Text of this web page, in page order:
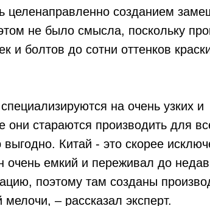
целенаправленно созданием
не было смысла, поскольку
и болтов до сотни оттенков
на очень узких и
они стараются производить для
выгодно. Китай - это скорее
очень емкий и переживал до
поэтому там созданы
– рассказал эксперт.